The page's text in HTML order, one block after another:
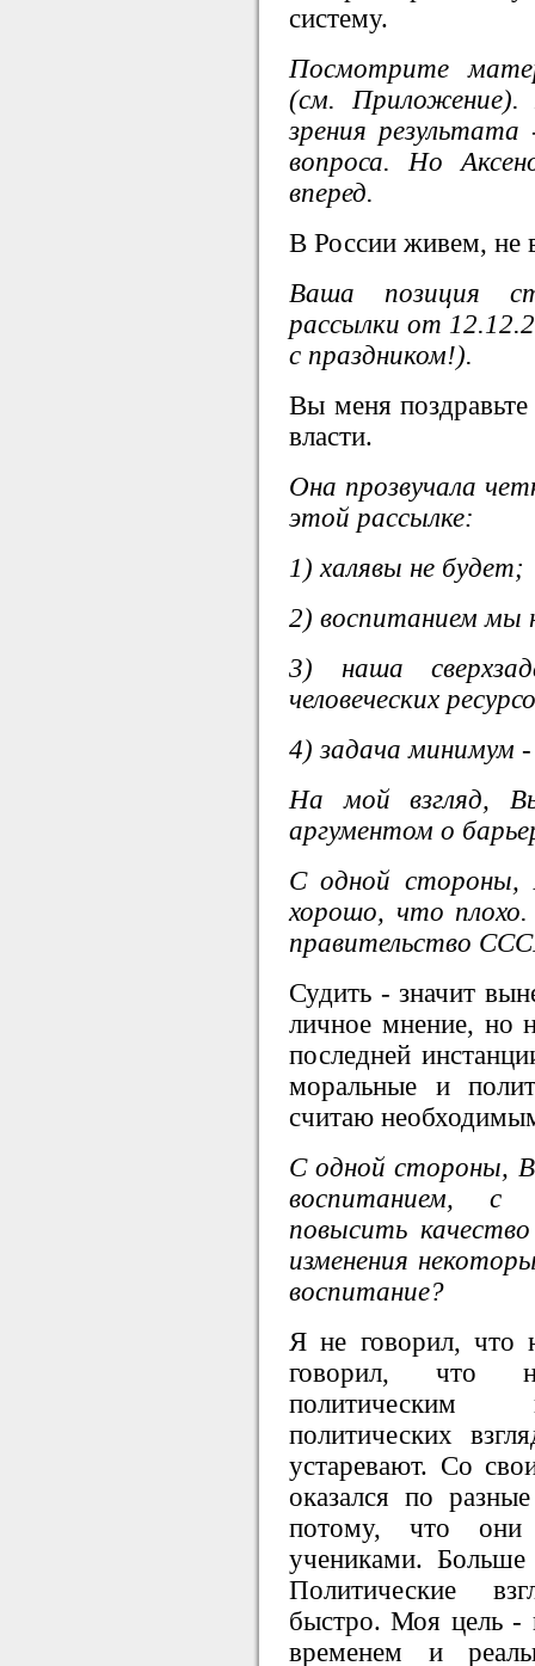
систему.
Посмотрите
(см.
зрения
вопроса. Но
вперед.
В России живем, не
Ваша позиция
рассылки от
с праздником!).
Вы меня
власти.
Она прозвучала
этой рассылке:
1) халявы не будет;
2) воспитанием мы
3) наша
человеческих
4) задача минимум
На мой взгляд,
аргументом о
С одной стороны,
хорошо, что
правительство
Судить - значит
личное мнение, но
последней
моральные и
считаю
С одной стороны,
воспитанием, с
повысить качество
изменения
воспитание?
Я не говорил, что
говорил, что
политическим
политических
устаревают. Со
оказался по
потому, что
учениками.
Политические
быстро. Моя цель -
временем и